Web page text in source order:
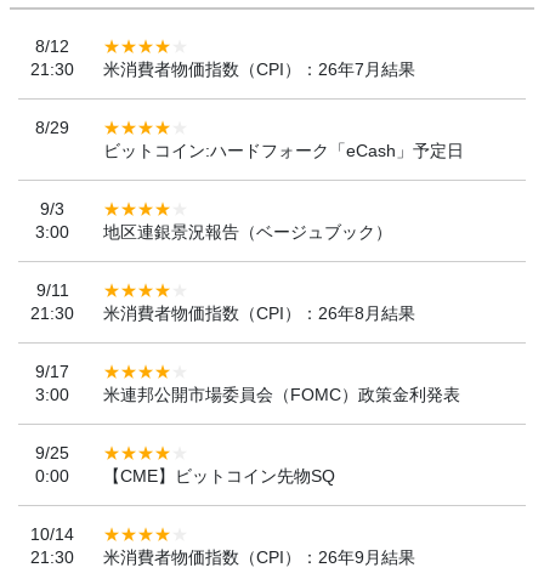
8/12
21:30
米消費者物価指数（CPI）：26年7月結果
8/29
ビットコイン:ハードフォーク「eCash」予定日
9/3
3:00
地区連銀景況報告（ベージュブック）
9/11
21:30
米消費者物価指数（CPI）：26年8月結果
9/17
3:00
米連邦公開市場委員会（FOMC）政策金利発表
9/25
0:00
【CME】ビットコイン先物SQ
10/14
21:30
米消費者物価指数（CPI）：26年9月結果